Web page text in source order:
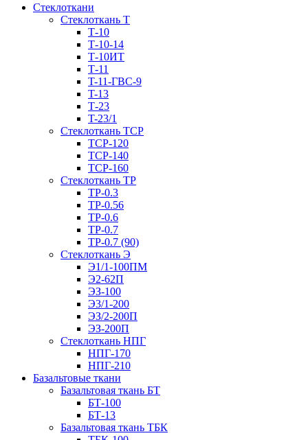
Стеклоткани
Стеклоткань Т
Т-10
Т-10-14
Т-10ИТ
Т-11
T-11-ГВС-9
T-13
Т-23
T-23/1
Стеклоткань ТСР
ТСР-120
ТСР-140
ТСР-160
Стеклоткань ТР
ТР-0.3
ТР-0.56
ТР-0.6
ТР-0.7
ТР-0.7 (90)
Стеклоткань Э
Э1/1-100ПМ
Э2-62П
ЭЗ-100
Э3/1-200
ЭЗ/2-200П
ЭЗ-200П
Стеклоткань НПГ
НПГ-170
НПГ-210
Базальтовые ткани
Базальтовая ткань БТ
БТ-100
БТ-13
Базальтовая ткань ТБК